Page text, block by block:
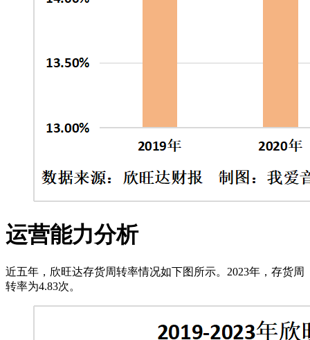
运营能力分析
近五年，欣旺达存货周转率情况如下图所示。2023年，存货周
转率为4.83次。